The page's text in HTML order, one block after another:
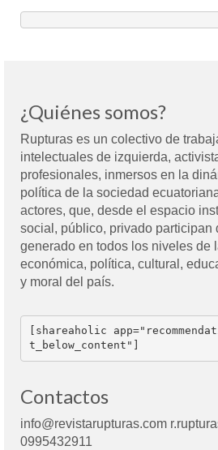
¿Quiénes somos?
Rupturas es un colectivo de
intelectuales de izquierda,
profesionales, inmersos en la
política de la sociedad
actores, que, desde el espacio
social, público, privado participan
generado en todos los niveles de
económica, política, cultural,
y moral del país.
[shareaholic
t_below_content"]
Contactos
info@revistarupturas.com
0995432911